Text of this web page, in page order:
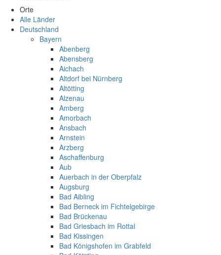
Orte
Alle Länder
Deutschland
Bayern
Abenberg
Abensberg
Aichach
Altdorf bei Nürnberg
Altötting
Alzenau
Amberg
Amorbach
Ansbach
Arnstein
Arzberg
Aschaffenburg
Aub
Auerbach in der Oberpfalz
Augsburg
Bad Aibling
Bad Berneck im Fichtelgebirge
Bad Brückenau
Bad Griesbach im Rottal
Bad Kissingen
Bad Königshofen im Grabfeld